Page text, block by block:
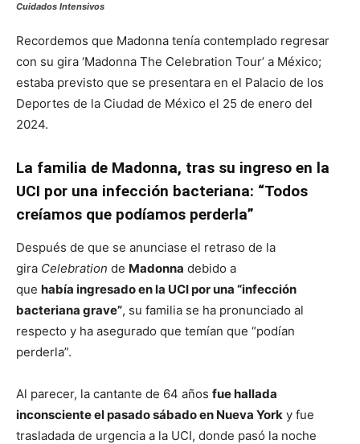
Cuidados Intensivos
Recordemos que Madonna tenía contemplado regresar
con su gira ‘Madonna The Celebration Tour’ a México;
estaba previsto que se presentara en el Palacio de los
Deportes de la Ciudad de México el 25 de enero del
2024.
La familia de Madonna, tras su ingreso en la
UCI por una infección bacteriana: “Todos
creíamos que podíamos perderla”
Después de que se anunciase el retraso de la
gira Celebration de Madonna debido a
que había ingresado en la UCI por una “infección
bacteriana grave”, su familia se ha pronunciado al
respecto y ha asegurado que temían que “podían
perderla”.
Al parecer, la cantante de 64 años fue hallada
inconsciente el pasado sábado en Nueva York y fue
trasladada de urgencia a la UCI, donde pasó la noche